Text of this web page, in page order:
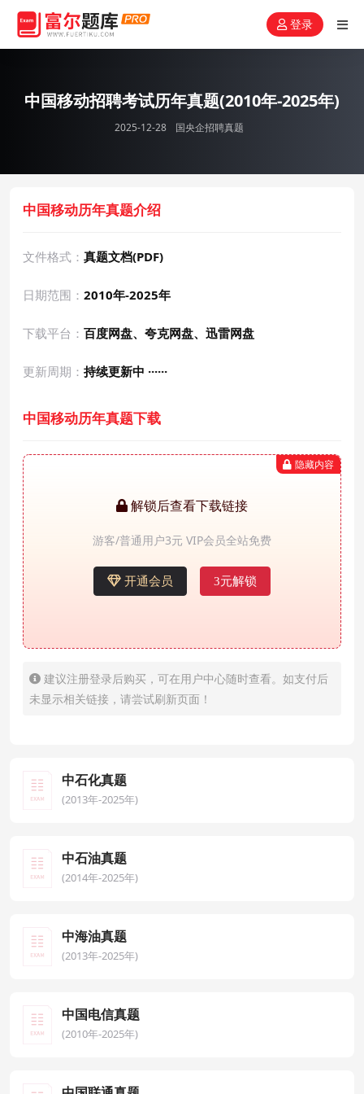
登录
中国移动招聘考试历年真题(2010年-2025年)
2025-12-28 国央企招聘真题
中国移动历年真题介绍
文件格式： 真题文档(PDF)
日期范围： 2010年-2025年
下载平台： 百度网盘、夸克网盘、迅雷网盘
更新周期： 持续更新中 ······
中国移动历年真题下载
隐藏内容
解锁后查看下载链接
游客/普通用户3元 VIP会员全站免费
开通会员 3元解锁
建议注册登录后购买，可在用户中心随时查看。如支付后
未显示相关链接，请尝试刷新页面！
中石化真题
(2013年-2025年)
中石油真题
(2014年-2025年)
中海油真题
(2013年-2025年)
中国电信真题
(2010年-2025年)